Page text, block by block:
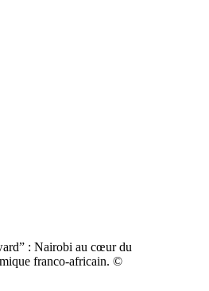
: Nairobi au cœur du
franco-africain. ©